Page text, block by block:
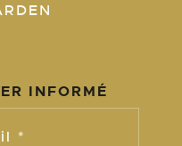
INFORMÉ
*